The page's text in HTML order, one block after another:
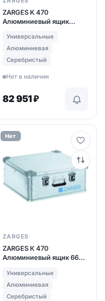
ZARGES K 470
Алюминиевый ящик
Универсальные
Алюминиевая
Серебристый
Нет в наличии
82 951₽
Нет
ZARGES
ZARGES К 470
Алюминиевый ящик 66л
Универсальные
Алюминиевая
Серебристый